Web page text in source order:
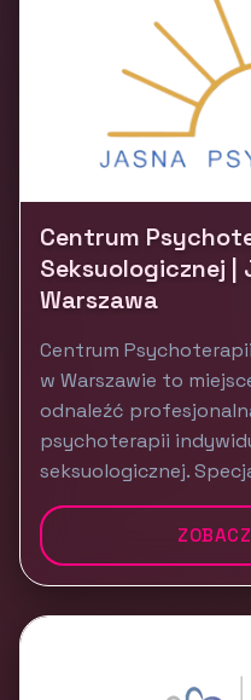
Centrum
Seksuologicznej
Warszawa
Centrum
w Warszawie to
odnaleźć
psychoterapii
seksuologicznej.